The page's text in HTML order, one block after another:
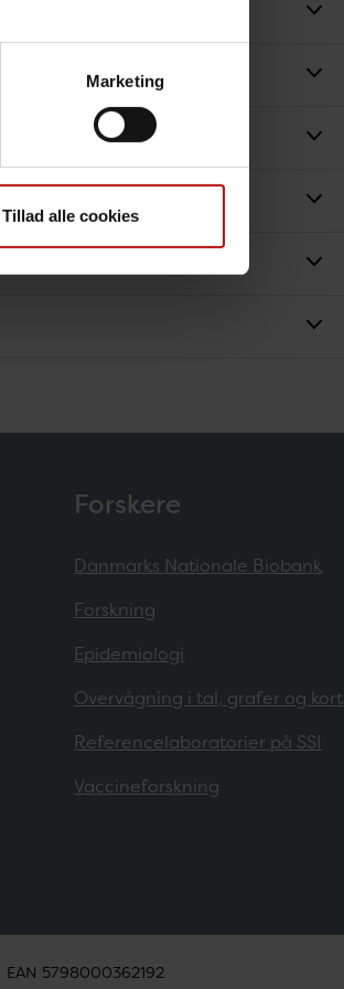
Marketing
Tillad alle cookies
Forskere
Danmarks Nationale Biobank
Forskning
Epidemiologi
Overvågning i tal, grafer og kort
Referencelaboratorier på SSI
Vaccineforskning
EAN 5798000362192